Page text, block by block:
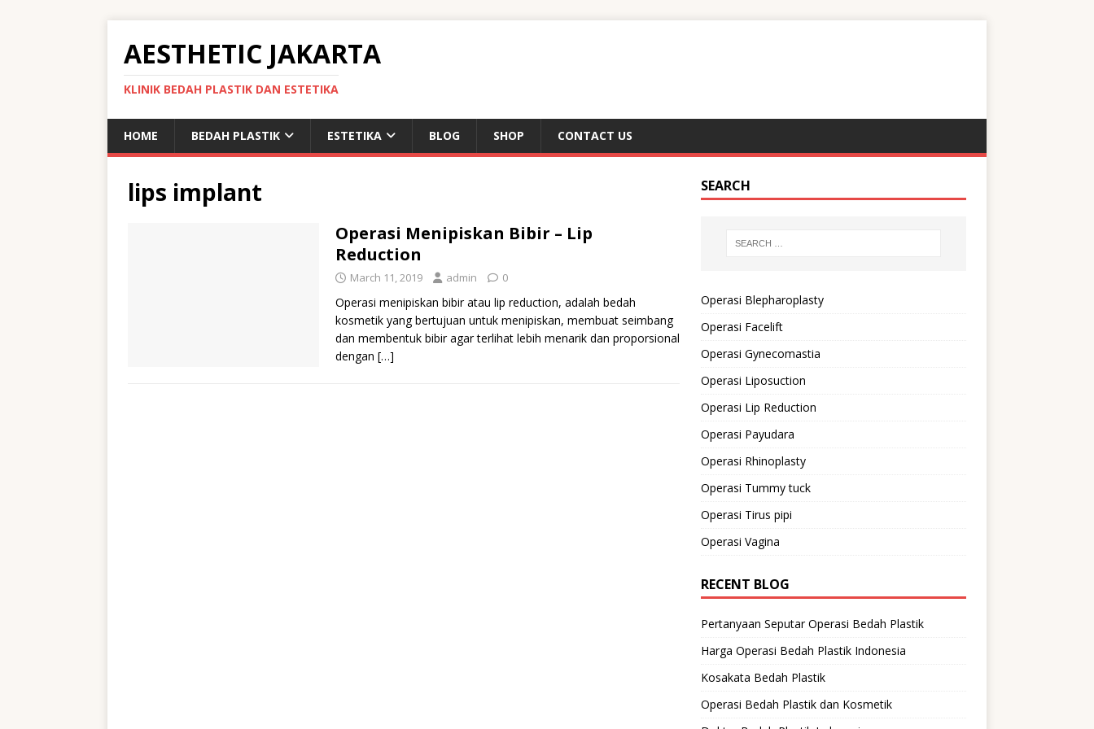
AESTHETIC JAKARTA
KLINIK BEDAH PLASTIK DAN ESTETIKA
HOME BEDAH PLASTIK ESTETIKA BLOG SHOP CONTACT US
lips implant
Operasi Menipiskan Bibir – Lip
Reduction
March 11, 2019 admin 0
Operasi menipiskan bibir atau lip reduction, adalah bedah
kosmetik yang bertujuan untuk menipiskan, membuat seimbang
dan membentuk bibir agar terlihat lebih menarik dan proporsional
dengan […]
SEARCH
Operasi Blepharoplasty
Operasi Facelift
Operasi Gynecomastia
Operasi Liposuction
Operasi Lip Reduction
Operasi Payudara
Operasi Rhinoplasty
Operasi Tummy tuck
Operasi Tirus pipi
Operasi Vagina
RECENT BLOG
Pertanyaan Seputar Operasi Bedah Plastik
Harga Operasi Bedah Plastik Indonesia
Kosakata Bedah Plastik
Operasi Bedah Plastik dan Kosmetik